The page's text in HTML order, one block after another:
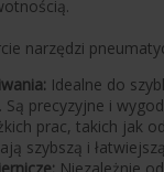
narzędzi
Idealne do
precyzyjne i
prac, takich jak
szybszą i
Niezależnie